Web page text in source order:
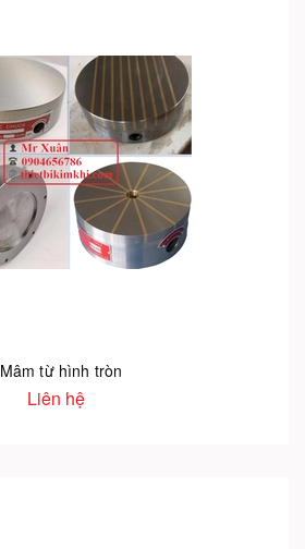
Mâm từ hình tròn
Liên hệ